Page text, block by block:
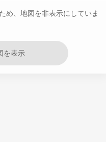
め、地図を非表示にしていま
を表示